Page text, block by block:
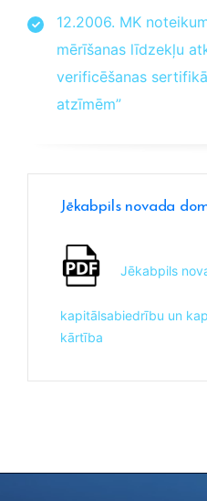
12.2006. MK
mērīšanas līdzekļu
verificēšanas
atzīmēm”
Jēkabpils novada
Jēkabpils
kapitālsabiedrību un
kārtība